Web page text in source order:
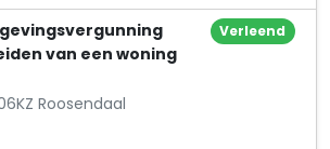
van een woning
Roosendaal
Verleend